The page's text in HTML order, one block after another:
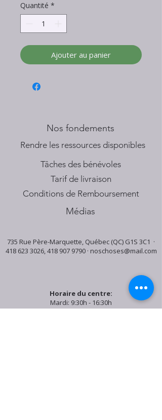
Quantité *
Ajouter au panier
Nos fondements
​Rendre les ressources disponibles
Tâches des bénévoles
Tarif de livraison
Conditions de Remboursement
Médias
735 Rue Père-Marquette, Québec (QC) G1S 3C1 ·
418 623 3026,418 907 9790· noschoses@mail.com
Horaire du centre:
Mardi: 9:30h - 16:30h
Jeudi: 9:30h - 19:00h